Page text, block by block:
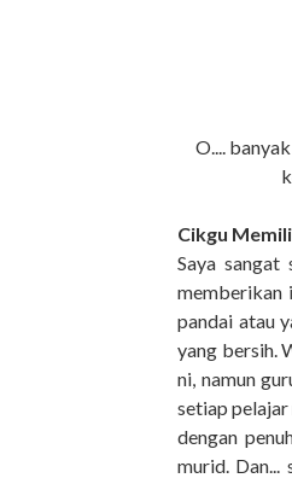
O....
Cikgu
Saya sangat
memberikan
pandai atau
yang bersih.
ni, namun
setiap
dengan
murid.